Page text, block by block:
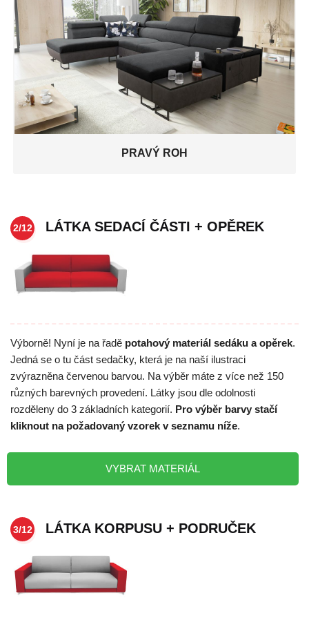
PRAVÝ ROH
2/12 LÁTKA SEDACÍ ČÁSTI + OPĚREK
Výborně! Nyní je na řadě potahový materiál sedáku a opěrek.
Jedná se o tu část sedačky, která je na naší ilustraci
zvýrazněna červenou barvou. Na výběr máte z více než 150
různých barevných provedení. Látky jsou dle odolnosti
rozděleny do 3 základních kategorií. Pro výběr barvy stačí
kliknout na požadovaný vzorek v seznamu níže.
VYBRAT MATERIÁL
3/12 LÁTKA KORPUSU + PODRUČEK